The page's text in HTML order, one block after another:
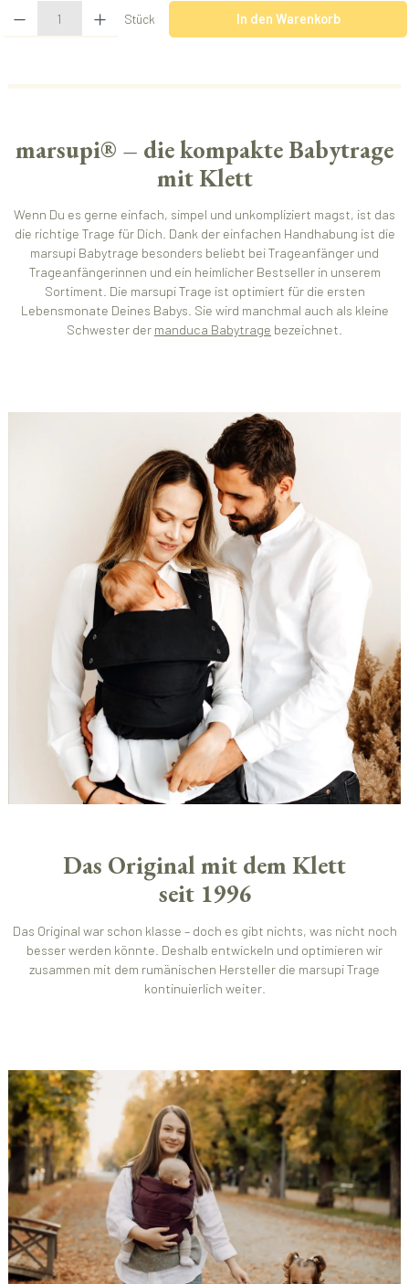
Produkt Anzahl: Gib den gewünschten Wert ein oder benutze die
Stück In den Warenkorb
marsupi® – die kompakte Babytrage
mit Klett
Wenn Du es gerne einfach, simpel und unkompliziert magst, ist das
die richtige Trage für Dich. Dank der einfachen Handhabung ist die
marsupi Babytrage besonders beliebt bei Trageanfänger und
Trageanfängerinnen und ein heimlicher Bestseller in unserem
Sortiment. Die marsupi Trage ist optimiert für die ersten
Lebensmonate Deines Babys. Sie wird manchmal auch als kleine
Schwester der manduca Babytrage bezeichnet.
Das Original mit dem Klett
seit 1996
Das Original war schon klasse – doch es gibt nichts, was nicht noch
besser werden könnte. Deshalb entwickeln und optimieren wir
zusammen mit dem rumänischen Hersteller die marsupi Trage
kontinuierlich weiter.